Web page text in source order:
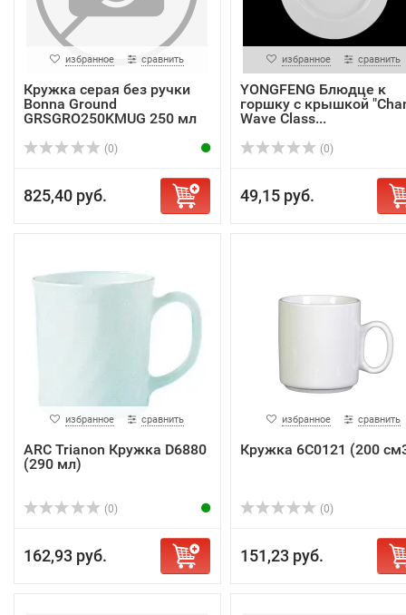
избранное сравнить
Кружка серая без ручки
Bonna Ground
GRSGRO250KMUG 250 мл
(0)
825,40 руб.
избранное сравнить
YONGFENG Блюдце к
горшку с крышкой
Wave Class...
(0)
49,15 руб.
избранное сравнить
ARC Trianon Кружка D6880
(290 мл)
(0)
162,93 руб.
избранное сравнить
Кружка 6С0121 (200
(0)
151,23 руб.